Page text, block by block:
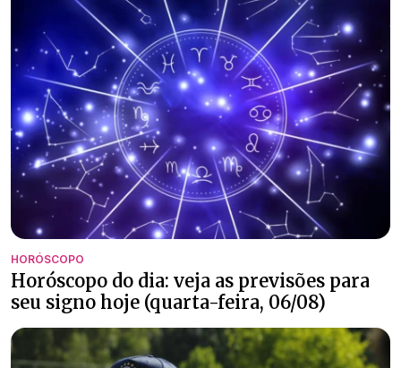
HORÓSCOPO
Horóscopo do dia: veja as previsões para
seu signo hoje (quarta-feira, 06/08)